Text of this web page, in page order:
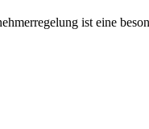
ist eine